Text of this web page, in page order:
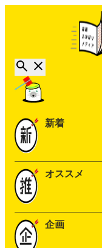
新着
オススメ
企画